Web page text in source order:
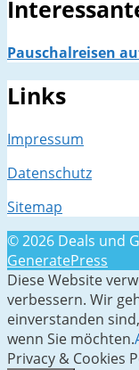
Pauschalreisen
Links
Impressum
Datenschutz
Sitemap
© 2026 Deals und
GeneratePress
Diese Website
verbessern. Wir
einverstanden
wenn Sie möchten.
Privacy & Cookies